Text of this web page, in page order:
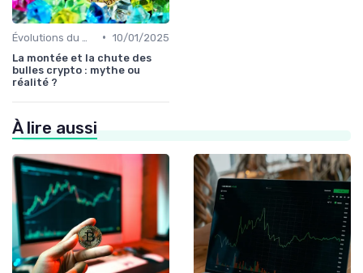
• 10/01/2025
La montée et la chute des
bulles crypto : mythe ou
réalité ?
À lire aussi